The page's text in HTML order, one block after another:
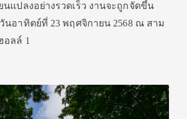
นแปลงอย่างรวดเร็ว งานจะถูกจัดขึ้น
นอาทิตย์ที่ 23 พฤศจิกายน 2568 ณ สาม
อลล์ 1